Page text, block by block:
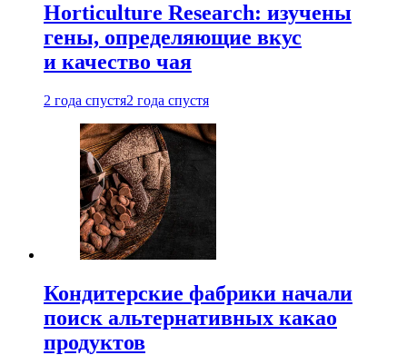
Horticulture Research: изучены
гены, определяющие вкус
и качество чая
2 года спустя2 года спустя
Кондитерские фабрики начали
поиск альтернативных какао
продуктов